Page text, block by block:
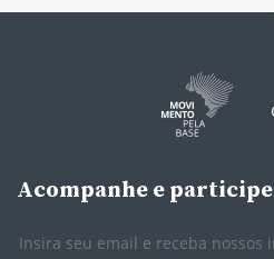
Acompanhe e participe